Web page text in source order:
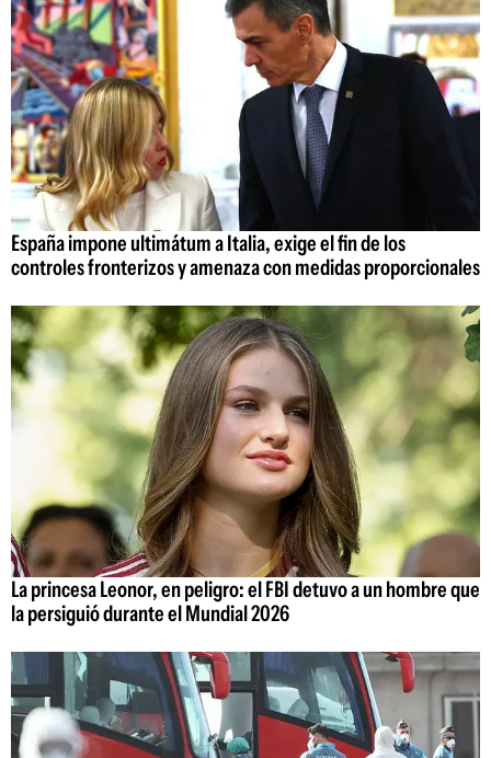
España impone ultimátum a Italia, exige el fin de los
controles fronterizos y amenaza con medidas proporcionales
La princesa Leonor, en peligro: el FBI detuvo a un hombre que
la persiguió durante el Mundial 2026